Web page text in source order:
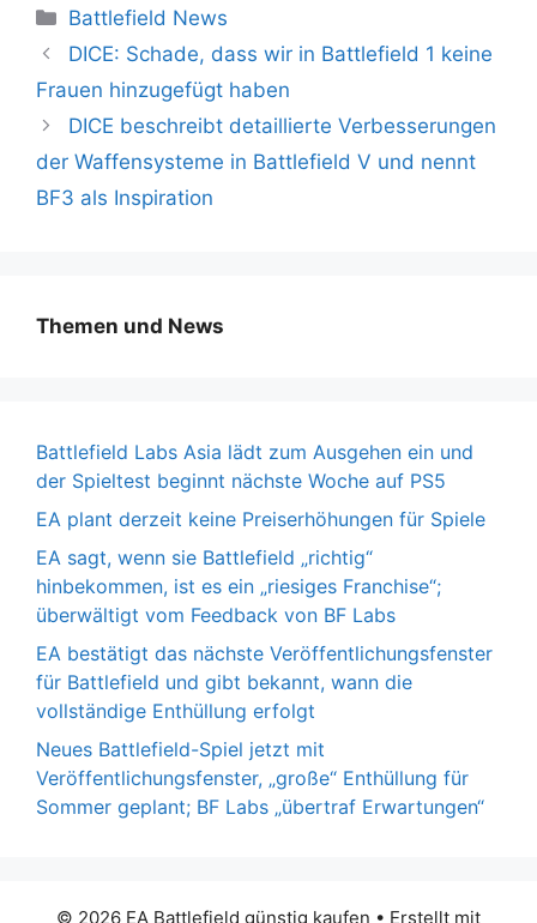
Kategorien
Battlefield News
DICE: Schade, dass wir in Battlefield 1 keine
Frauen hinzugefügt haben
DICE beschreibt detaillierte Verbesserungen
der Waffensysteme in Battlefield V und nennt
BF3 als Inspiration
Themen und News
Battlefield Labs Asia lädt zum Ausgehen ein und
der Spieltest beginnt nächste Woche auf PS5
EA plant derzeit keine Preiserhöhungen für Spiele
EA sagt, wenn sie Battlefield „richtig“
hinbekommen, ist es ein „riesiges Franchise“;
überwältigt vom Feedback von BF Labs
EA bestätigt das nächste Veröffentlichungsfenster
für Battlefield und gibt bekannt, wann die
vollständige Enthüllung erfolgt
Neues Battlefield-Spiel jetzt mit
Veröffentlichungsfenster, „große“ Enthüllung für
Sommer geplant; BF Labs „übertraf Erwartungen“
© 2026 EA Battlefield günstig kaufen • Erstellt mit